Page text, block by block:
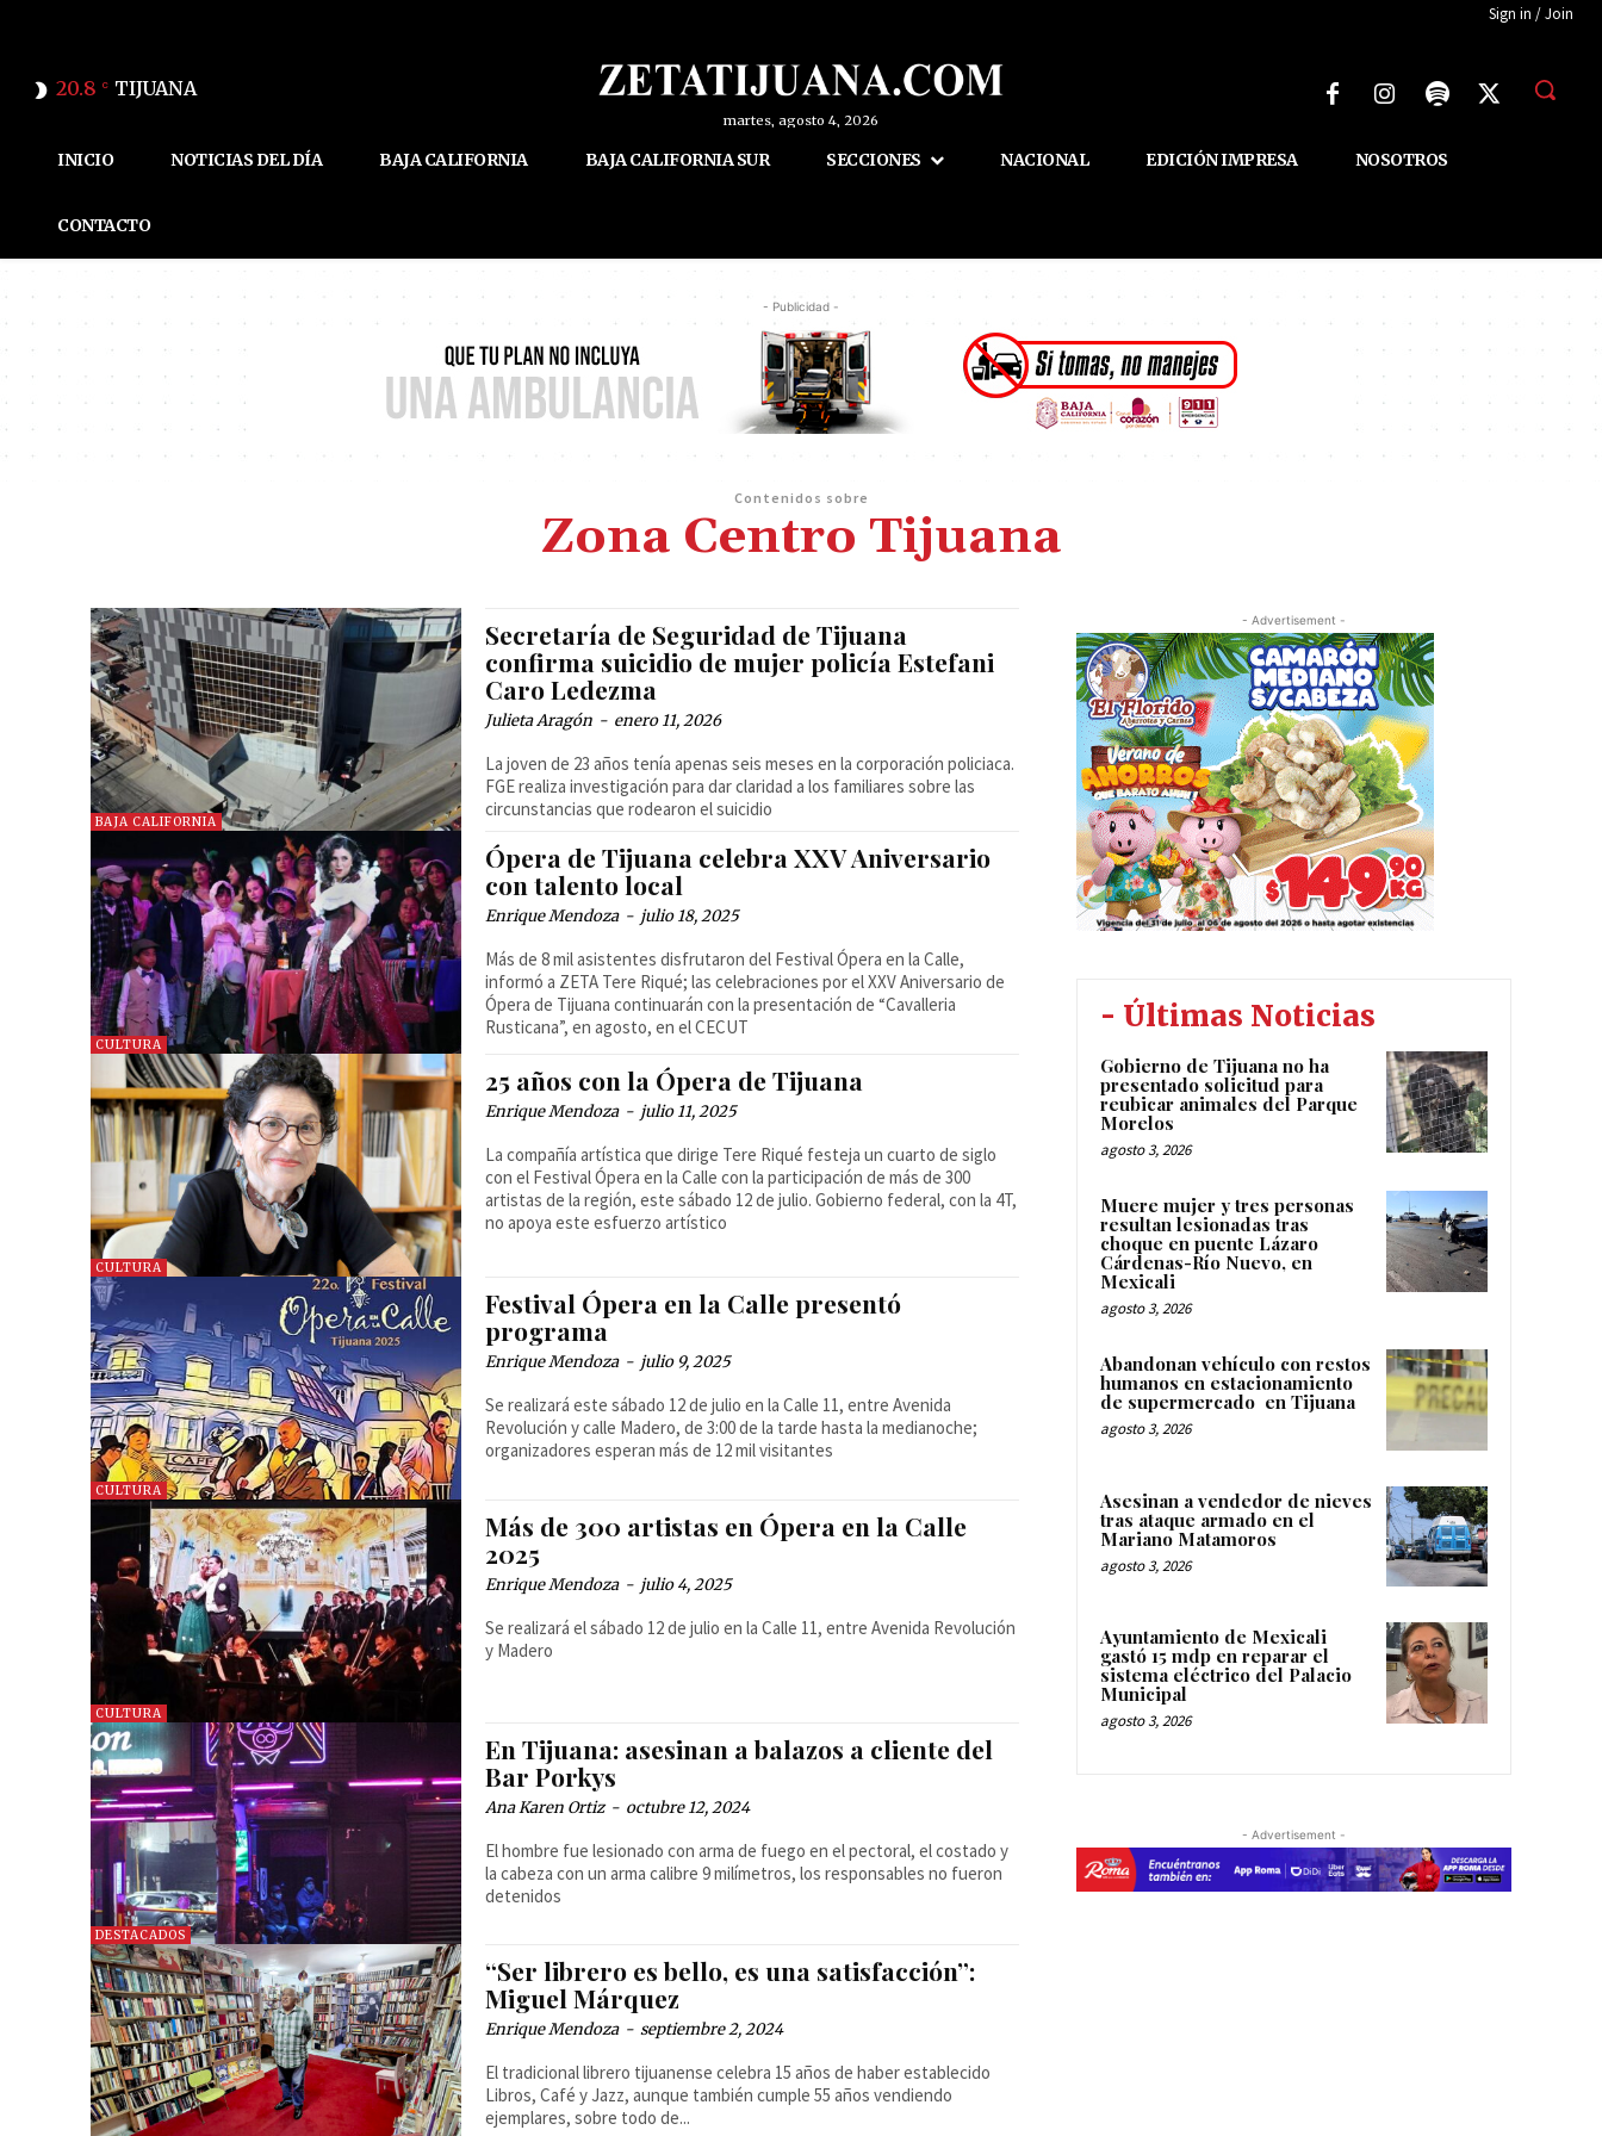
Sign in / Join
20.8 C TIJUANA
martes, agosto 4, 2026
INICIO NOTICIAS DEL DÍA BAJA CALIFORNIA BAJA CALIFORNIA SUR SECCIONES NACIONAL EDICIÓN IMPRESA NOSOTROS
CONTACTO
- Publicidad -
Contenidos sobre
Zona Centro Tijuana
BAJA CALIFORNIA
Secretaría de Seguridad de Tijuana
confirma suicidio de mujer policía Estefani
Caro Ledezma
Julieta Aragón - enero 11, 2026
La joven de 23 años tenía apenas seis meses en la corporación policiaca.
FGE realiza investigación para dar claridad a los familiares sobre las
circunstancias que rodearon el suicidio
CULTURA
Ópera de Tijuana celebra XXV Aniversario
con talento local
Enrique Mendoza - julio 18, 2025
Más de 8 mil asistentes disfrutaron del Festival Ópera en la Calle,
informó a ZETA Tere Riqué; las celebraciones por el XXV Aniversario de
Ópera de Tijuana continuarán con la presentación de “Cavalleria
Rusticana”, en agosto, en el CECUT
CULTURA
25 años con la Ópera de Tijuana
Enrique Mendoza - julio 11, 2025
La compañía artística que dirige Tere Riqué festeja un cuarto de siglo
con el Festival Ópera en la Calle con la participación de más de 300
artistas de la región, este sábado 12 de julio. Gobierno federal, con la 4T,
no apoya este esfuerzo artístico
CULTURA
Festival Ópera en la Calle presentó
programa
Enrique Mendoza - julio 9, 2025
Se realizará este sábado 12 de julio en la Calle 11, entre Avenida
Revolución y calle Madero, de 3:00 de la tarde hasta la medianoche;
organizadores esperan más de 12 mil visitantes
CULTURA
Más de 300 artistas en Ópera en la Calle
2025
Enrique Mendoza - julio 4, 2025
Se realizará el sábado 12 de julio en la Calle 11, entre Avenida Revolución
y Madero
DESTACADOS
En Tijuana: asesinan a balazos a cliente del
Bar Porkys
Ana Karen Ortiz - octubre 12, 2024
El hombre fue lesionado con arma de fuego en el pectoral, el costado y
la cabeza con un arma calibre 9 milímetros, los responsables no fueron
detenidos
“Ser librero es bello, es una satisfacción”:
Miguel Márquez
Enrique Mendoza - septiembre 2, 2024
El tradicional librero tijuanense celebra 15 años de haber establecido
Libros, Café y Jazz, aunque también cumple 55 años vendiendo
ejemplares, sobre todo de...
- Advertisement -
- Últimas Noticias
Gobierno de Tijuana no ha
presentado solicitud para
reubicar animales del Parque
Morelos
agosto 3, 2026
Muere mujer y tres personas
resultan lesionadas tras
choque en puente Lázaro
Cárdenas-Río Nuevo, en
Mexicali
agosto 3, 2026
Abandonan vehículo con restos
humanos en estacionamiento
de supermercado en Tijuana
agosto 3, 2026
Asesinan a vendedor de nieves
tras ataque armado en el
Mariano Matamoros
agosto 3, 2026
Ayuntamiento de Mexicali
gastó 15 mdp en reparar el
sistema eléctrico del Palacio
Municipal
agosto 3, 2026
- Advertisement -